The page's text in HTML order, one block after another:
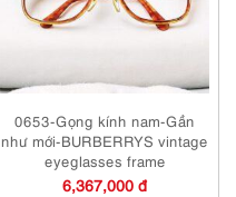
0653-Gọng kính nam-Gần
như mới-BURBERRYS vintage
eyeglasses frame
6,367,000 đ